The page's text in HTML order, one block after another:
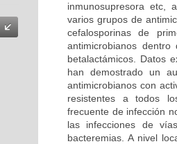
inmunosupresora etc,
varios grupos de
cefalosporinas de
antimicrobianos
betalactámicos. Datos
han demostrado un
antimicrobianos con
resistentes a todos
frecuente de infección
las infecciones de
bacteremias. A nivel